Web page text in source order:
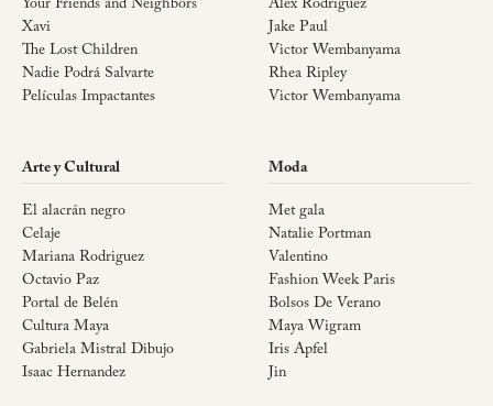
Your Friends and Neighbors
Xavi
The Lost Children
Nadie Podrá Salvarte
Películas Impactantes
Alex Rodriguez
Jake Paul
Victor Wembanyama
Rhea Ripley
Victor Wembanyama
Arte y Cultural
El alacrán negro
Celaje
Mariana Rodriguez
Octavio Paz
Portal de Belén
Cultura Maya
Gabriela Mistral Dibujo
Isaac Hernandez
Moda
Met gala
Natalie Portman
Valentino
Fashion Week Paris
Bolsos De Verano
Maya Wigram
Iris Apfel
Jin